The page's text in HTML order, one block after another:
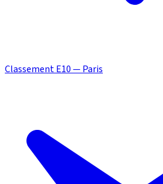
Classement E10 — Paris